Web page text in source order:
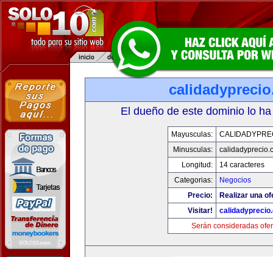
El dueño de este dominio lo
Mayusculas:
Minusculas:
Longitud:
14 caracteres
Categorias:
Negocios
Precio:
Realizar una
Visitar!
Serán consideradas